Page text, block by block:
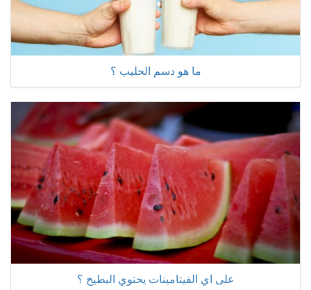
ما هو دسم الحليب ؟
على اي الفيتامينات يحتوي البطيخ ؟